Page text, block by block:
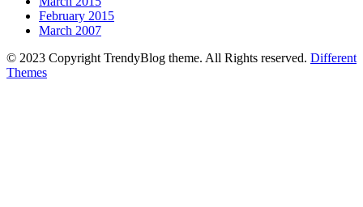
February 2015
March 2007
© 2023 Copyright TrendyBlog theme. All Rights reserved. Different
Themes